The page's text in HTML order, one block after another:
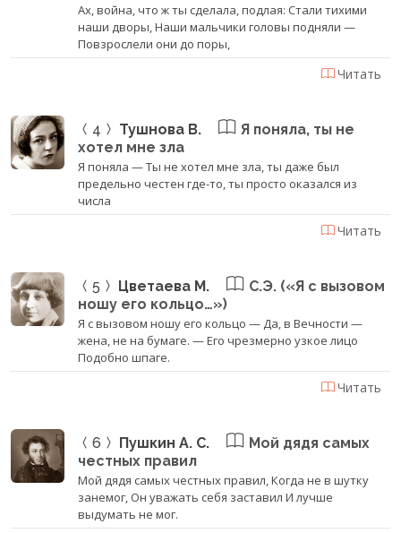
Ах, война, что ж ты сделала, подлая: Стали тихими
наши дворы, Наши мальчики головы подняли —
Повзрослели они до поры,
Читать
4 Тушнова В.
Я поняла, ты не
хотел мне зла
Я поняла — Ты не хотел мне зла, ты даже был
предельно честен где-то, ты просто оказался из
числа
Читать
5 Цветаева М.
С.Э. («Я с вызовом
ношу его кольцо…»)
Я с вызовом ношу его кольцо — Да, в Вечности —
жена, не на бумаге. — Его чрезмерно узкое лицо
Подобно шпаге.
Читать
6 Пушкин А. С.
Мой дядя самых
честных правил
Мой дядя самых честных правил, Когда не в шутку
занемог, Он уважать себя заставил И лучше
выдумать не мог.